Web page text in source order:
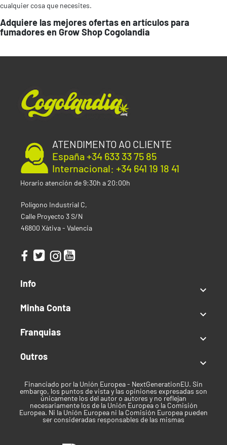
cualquier cosa que necesites.
Adquiere las mejores ofertas en artículos para
fumadores en Grow Shop Cogolandia
ATENDIMENTO AO CLIENTE
España +34 633 33 75 85
Internacional: +34 641 19 18 41
Horario atención de 9:30h a 20:00h
Polígono Industrial C,
Calle Proyecto 3 S/N
46800 Xàtiva - Valencia
Info

Minha Conta

Franquias

Outros

Financiado por la Unión Europea - NextGenerationEU. Sin
embargo, los puntos de vista y las opiniones expresadas son
únicamente los del autor o autores y no reflejan
necesariamente los de la Unión Europea o la Comisión
Europea. Ni la Unión Europea ni la Comisión Europea pueden
ser consideradas responsables de las mismas